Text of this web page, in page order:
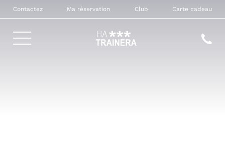
Contactez Ma réservation Club Carte cadeau